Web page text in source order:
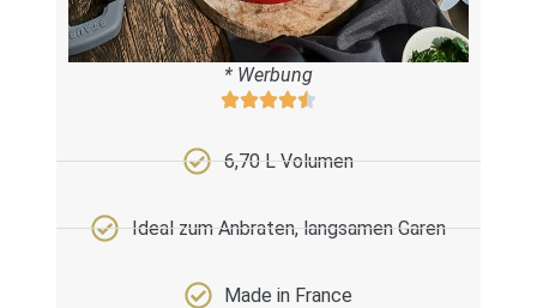
* Werbung
6,70 L Volumen
Ideal zum Anbraten, langsamen Garen
Made in France